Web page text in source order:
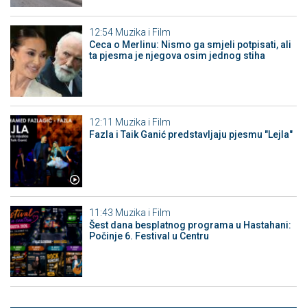
12:54 Muzika i Film
Ceca o Merlinu: Nismo ga smjeli potpisati, ali
ta pjesma je njegova osim jednog stiha
12:11 Muzika i Film
Fazla i Taik Ganić predstavljaju pjesmu "Lejla"
11:43 Muzika i Film
Šest dana besplatnog programa u Hastahani:
Počinje 6. Festival u Centru